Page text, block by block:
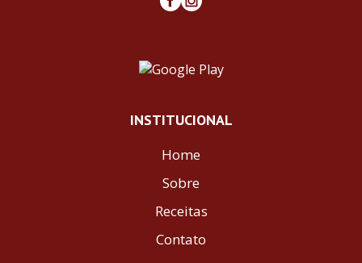
INSTITUCIONAL
Home
Sobre
Receitas
Contato